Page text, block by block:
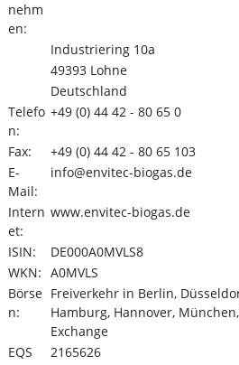
nehm
en:
Industriering 10a
49393 Lohne
Deutschland
Telefo
n:
+49 (0) 44 42 - 80 65 0
Fax:
+49 (0) 44 42 - 80 65 103
E-
Mail:
info@envitec-biogas.de
Intern
et:
www.envitec-biogas.de
ISIN:
DE000A0MVLS8
WKN: A0MVLS
Börse
n:
Freiverkehr in Berlin,
Hamburg, Hannover,
Exchange
EQS
2165626